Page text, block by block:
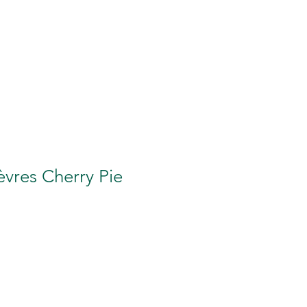
Cherry Pie